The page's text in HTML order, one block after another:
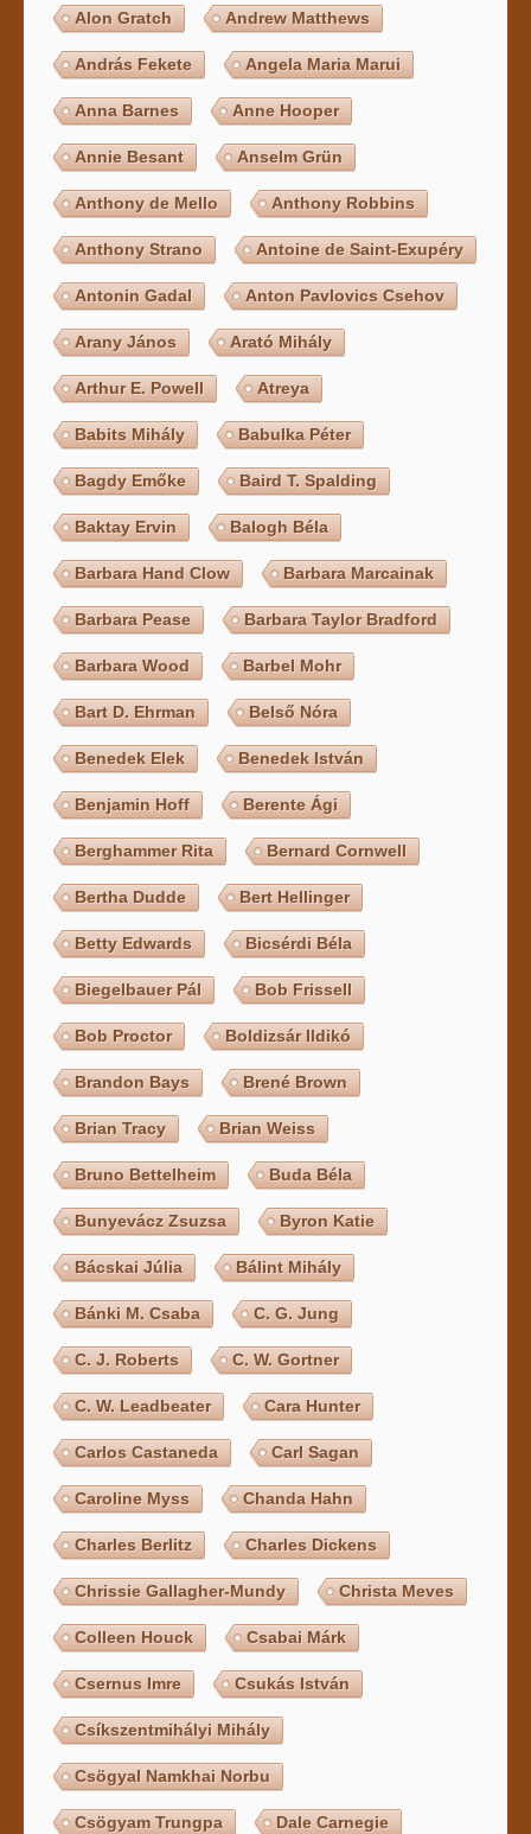
Alon Gratch Andrew Matthews
András Fekete Angela Maria Marui
Anna Barnes Anne Hooper
Annie Besant Anselm Grün
Anthony de Mello Anthony Robbins
Anthony Strano Antoine de Saint-Exupéry
Antonin Gadal Anton Pavlovics Csehov
Arany János Arató Mihály
Arthur E. Powell Atreya
Babits Mihály Babulka Péter
Bagdy Emőke Baird T. Spalding
Baktay Ervin Balogh Béla
Barbara Hand Clow Barbara Marcainak
Barbara Pease Barbara Taylor Bradford
Barbara Wood Barbel Mohr
Bart D. Ehrman Belső Nóra
Benedek Elek Benedek István
Benjamin Hoff Berente Ági
Berghammer Rita Bernard Cornwell
Bertha Dudde Bert Hellinger
Betty Edwards Bicsérdi Béla
Biegelbauer Pál Bob Frissell
Bob Proctor Boldizsár Ildikó
Brandon Bays Brené Brown
Brian Tracy Brian Weiss
Bruno Bettelheim Buda Béla
Bunyevácz Zsuzsa Byron Katie
Bácskai Júlia Bálint Mihály
Bánki M. Csaba C. G. Jung
C. J. Roberts C. W. Gortner
C. W. Leadbeater Cara Hunter
Carlos Castaneda Carl Sagan
Caroline Myss Chanda Hahn
Charles Berlitz Charles Dickens
Chrissie Gallagher-Mundy Christa Meves
Colleen Houck Csabai Márk
Csernus Imre Csukás István
Csíkszentmihályi Mihály
Csögyal Namkhai Norbu
Csögyam Trungpa Dale Carnegie